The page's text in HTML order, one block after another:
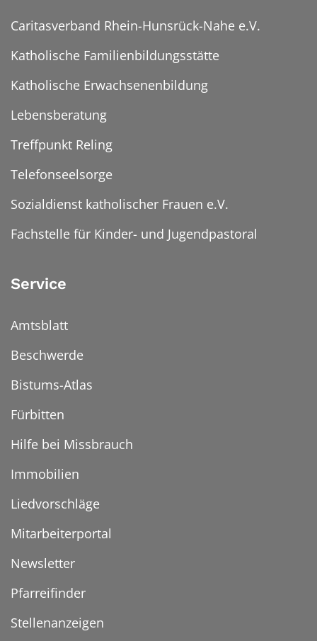
Caritasverband Rhein-Hunsrück-Nahe e.V.
Katholische Familienbildungsstätte
Katholische Erwachsenenbildung
Lebensberatung
Treffpunkt Reling
Telefonseelsorge
Sozialdienst katholischer Frauen e.V.
Fachstelle für Kinder- und Jugendpastoral
Service
Amtsblatt
Beschwerde
Bistums-Atlas
Fürbitten
Hilfe bei Missbrauch
Immobilien
Liedvorschläge
Mitarbeiterportal
Newsletter
Pfarreifinder
Stellenanzeigen